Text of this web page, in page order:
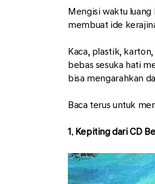
Mengisi waktu
membuat ide
Kaca, plastik,
bebas sesuka hati
bisa mengarahkan
Baca terus untuk
1. Kepiting dari CD